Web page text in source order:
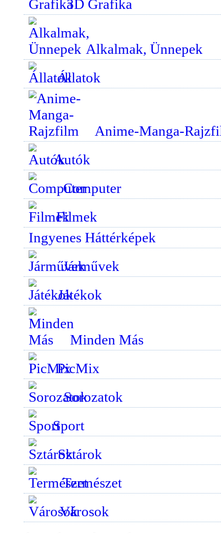
3D Grafika
Alkalmak, Ünnepek
Állatok
Anime-Manga-
Autók
Computer
Filmek
Ingyenes Háttérképek
Járművek
Játékok
Minden Más
PicMix
Sorozatok
Sport
Sztárok
Természet
Városok